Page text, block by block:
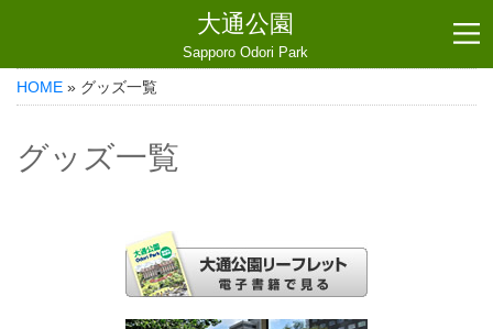
大通公園
Sapporo Odori Park
HOME » グッズ一覧
グッズ一覧